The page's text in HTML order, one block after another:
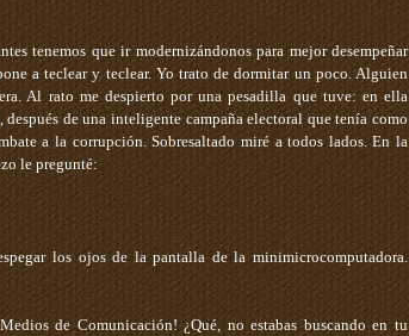
tenemos que ir modernizándonos para mejor desempeñar
a teclear y teclear. Yo trato de dormitar un poco. Alguien
Al rato me despierto por una pesadilla que tuve: en ella
de una inteligente campaña electoral que tenía como
a la corrupción. Sobresaltado miré a todos lados. En la
le pregunté:
los ojos de la pantalla de la minimicrocomputadora.
de Comunicación! ¿Qué, no estabas buscando en tu